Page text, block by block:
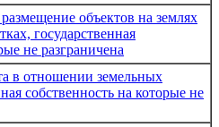
объектов на землях
государственная
не разграничена
в отношении земельных
собственность на которые не